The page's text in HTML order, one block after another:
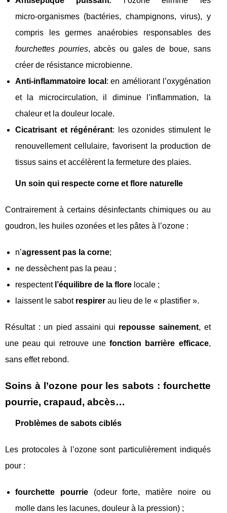
micro‑organismes (bactéries, champignons, virus), y
compris les germes anaérobies responsables des
fourchettes pourries, abcès ou gales de boue, sans
créer de résistance microbienne.
Anti‑inflammatoire local : en améliorant l’oxygénation
et la microcirculation, il diminue l’inflammation, la
chaleur et la douleur locale.
Cicatrisant et régénérant: les ozonides stimulent le
renouvellement cellulaire, favorisent la production de
tissus sains et accélèrent la fermeture des plaies.
Un soin qui respecte corne et flore naturelle
Contrairement à certains désinfectants chimiques ou au
goudron, les huiles ozonées et les pâtes à l’ozone :
n’agressent pas la corne;
ne dessèchent pas la peau ;
respectent l’équilibre de la flore locale ;
laissent le sabot respirer au lieu de le « plastifier ».
Résultat : un pied assaini qui repousse sainement, et
une peau qui retrouve unefonction barrière efficace,
sans effet rebond.
Soins à l’ozone pour les sabots : fourchette
pourrie, crapaud, abcès…
Problèmes de sabots ciblés
Les protocoles à l’ozone sont particulièrement indiqués
pour :
fourchette pourrie(odeur forte, matière noire ou
molle dans les lacunes, douleur à la pression) ;